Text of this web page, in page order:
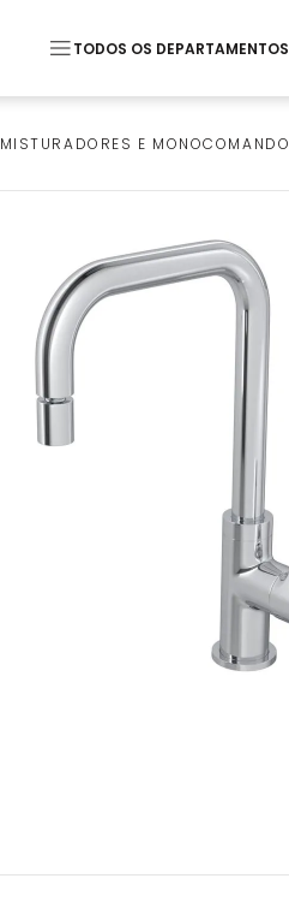
TODOS OS DEPARTAMENTOS
MISTURADORES E MONOCOMANDO